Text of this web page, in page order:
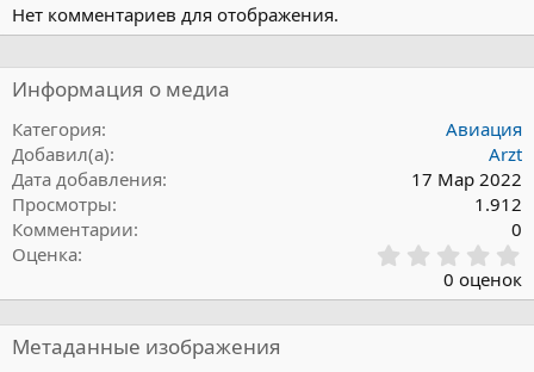
Нет комментариев для отображения.
Информация о медиа
Категория
Авиация
Добавил(а)
Arzt
Дата добавления
17 Мар 2022
Просмотры
1.912
Комментарии
0
Оценка
,
0
0 оценок
Метаданные изображения